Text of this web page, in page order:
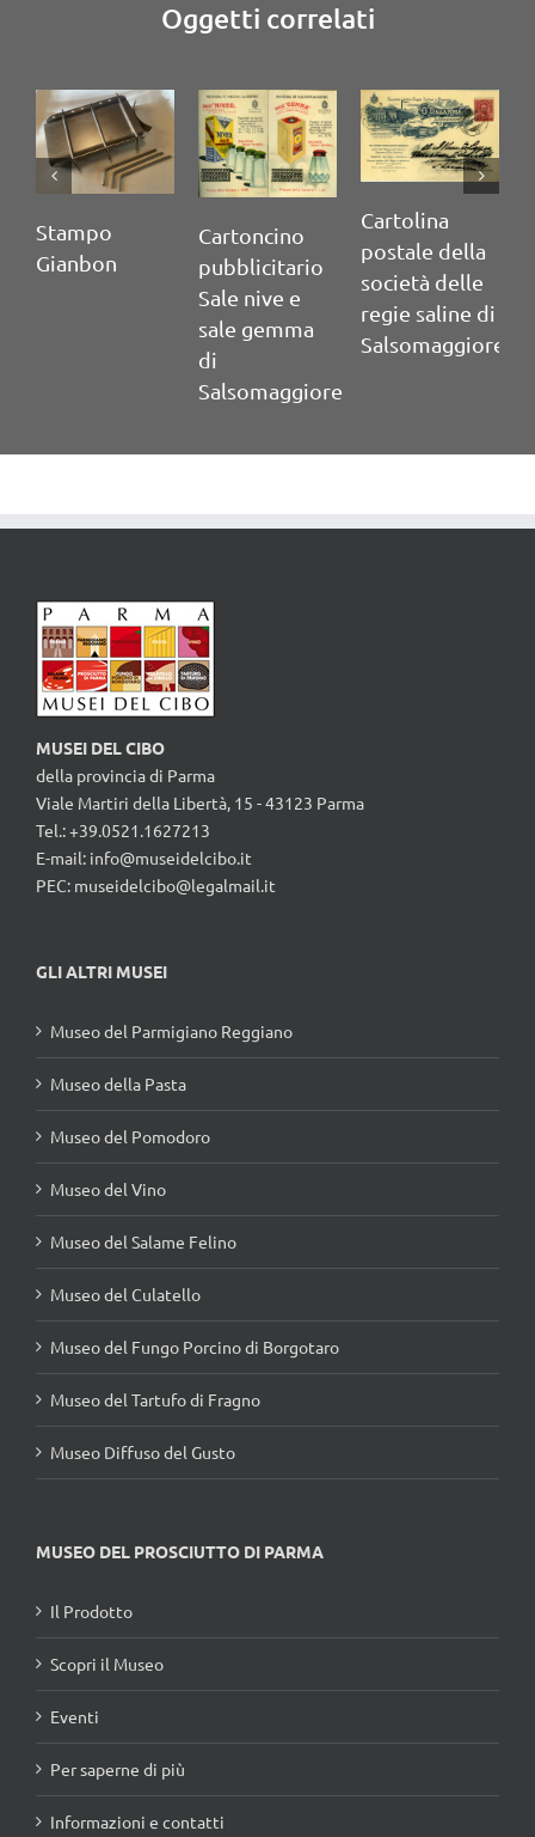
Oggetti correlati
Stampo
Gianbon
Cartoncino
pubblicitario
Sale nive e
sale gemma
di
Salsomaggiore
Cartolina
postale della
società delle
regie saline di
Salsomaggiore
MUSEI DEL CIBO
della provincia di Parma
Viale Martiri della Libertà, 15 - 43123 Parma
Tel.: +39.0521.1627213
E-mail: info@museidelcibo.it
PEC: museidelcibo@legalmail.it
GLI ALTRI MUSEI
Museo del Parmigiano Reggiano
Museo della Pasta
Museo del Pomodoro
Museo del Vino
Museo del Salame Felino
Museo del Culatello
Museo del Fungo Porcino di Borgotaro
Museo del Tartufo di Fragno
Museo Diffuso del Gusto
MUSEO DEL PROSCIUTTO DI PARMA
Il Prodotto
Scopri il Museo
Eventi
Per saperne di più
Informazioni e contatti